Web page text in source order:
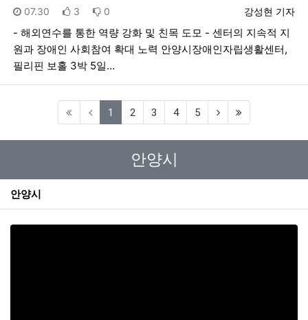
등록자
강성현 기자
등록일
07.30 추천
3 비추천
0
- 해외연수를 통한 역량 강화 및 친목 도모 - 센터의 지속적 지
원과 장애인 사회참여 확대 노력 안양시장애인자립생활센터,
필리핀 보홀 3박 5일…
1 (current)
2 3 4 5
안양시
안양시